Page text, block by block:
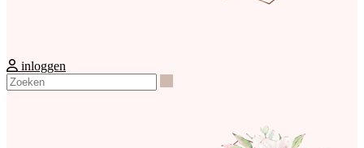
inloggen